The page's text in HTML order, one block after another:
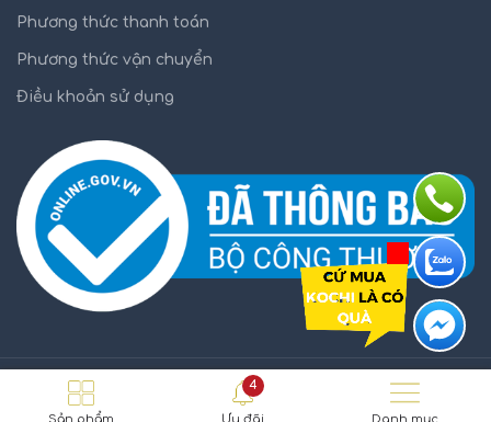
Phương thức thanh toán
Phương thức vận chuyển
Điều khoản sử dụng
KOCHI.VN4